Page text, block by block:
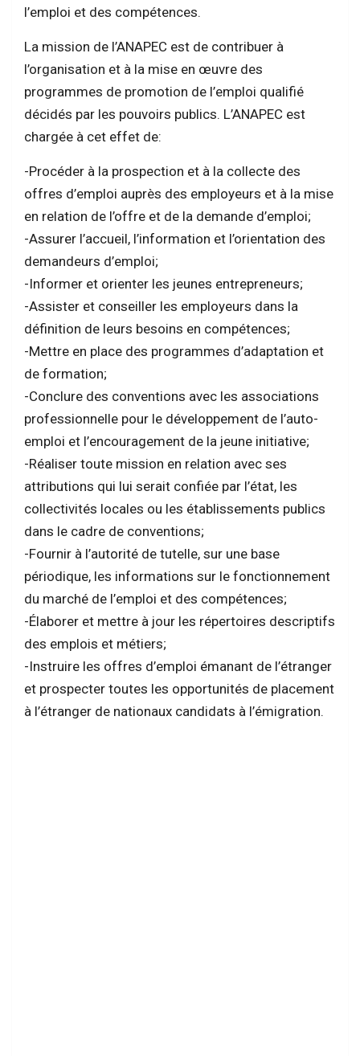
l’emploi et des compétences.
La mission de l’ANAPEC est de contribuer à
l’organisation et à la mise en œuvre des
programmes de promotion de l’emploi qualifié
décidés par les pouvoirs publics. L’ANAPEC est
chargée à cet effet de:
-Procéder à la prospection et à la collecte des
offres d’emploi auprès des employeurs et à la mise
en relation de l’offre et de la demande d’emploi;
-Assurer l’accueil, l’information et l’orientation des
demandeurs d’emploi;
-Informer et orienter les jeunes entrepreneurs;
-Assister et conseiller les employeurs dans la
définition de leurs besoins en compétences;
-Mettre en place des programmes d’adaptation et
de formation;
-Conclure des conventions avec les associations
professionnelle pour le développement de l’auto-
emploi et l’encouragement de la jeune initiative;
-Réaliser toute mission en relation avec ses
attributions qui lui serait confiée par l’état, les
collectivités locales ou les établissements publics
dans le cadre de conventions;
-Fournir à l’autorité de tutelle, sur une base
périodique, les informations sur le fonctionnement
du marché de l’emploi et des compétences;
-Élaborer et mettre à jour les répertoires descriptifs
des emplois et métiers;
-Instruire les offres d’emploi émanant de l’étranger
et prospecter toutes les opportunités de placement
à l’étranger de nationaux candidats à l’émigration.